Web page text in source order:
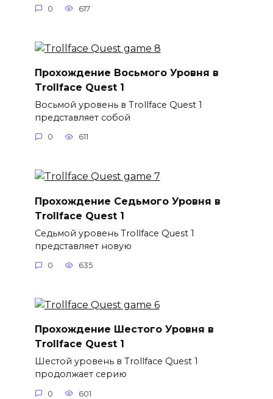
0 617
Прохождение Восьмого Уровня в
Trollface Quest 1
Восьмой уровень в Trollface Quest 1
представляет собой
0 611
Прохождение Седьмого Уровня в
Trollface Quest 1
Седьмой уровень Trollface Quest 1
представляет новую
0 635
Прохождение Шестого Уровня в
Trollface Quest 1
Шестой уровень в Trollface Quest 1
продолжает серию
0 601